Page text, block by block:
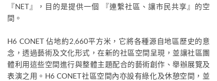
『NET』，目的是提供一個 『連繫社區、讓市民共享』的空
間。
H6 CONET 佔地約2,660平方米，它將各種源自地區歷史的意
念，透過藝術及文化形式，在新的社區空間呈現，並讓社區團
體利用這些空間進行與整體主題配合的藝術創作、舉辦展覽及
表演之用。H6 CONET社區空間內亦設有綠化及休憩空間，並